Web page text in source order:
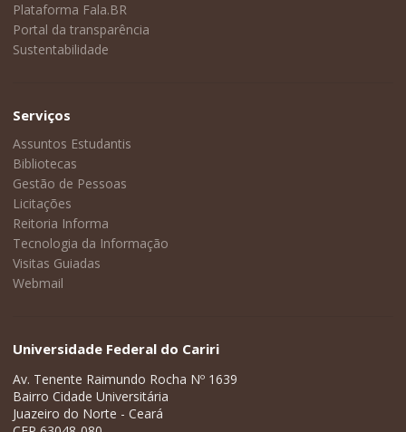
Plataforma Fala.BR
Portal da transparência
Sustentabilidade
Serviços
Assuntos Estudantis
Bibliotecas
Gestão de Pessoas
Licitações
Reitoria Informa
Tecnologia da Informação
Visitas Guiadas
Webmail
Universidade Federal do Cariri
Av. Tenente Raimundo Rocha Nº 1639
Bairro Cidade Universitária
Juazeiro do Norte - Ceará